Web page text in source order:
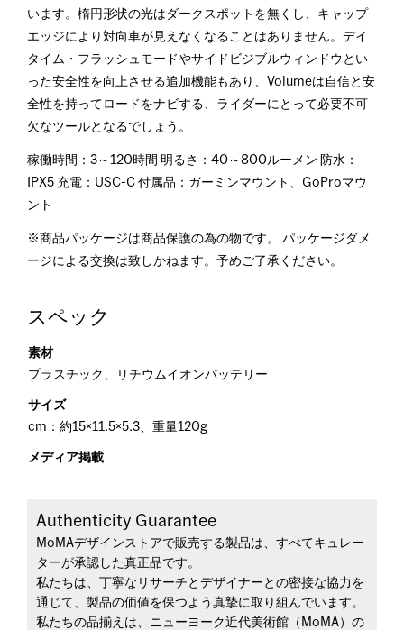
います。楕円形状の光はダークスポットを無くし、キャップ
エッジにより対向車が見えなくなることはありません。デイ
タイム・フラッシュモードやサイドビジブルウィンドウとい
った安全性を向上させる追加機能もあり、Volumeは自信と安
全性を持ってロードをナビする、ライダーにとって必要不可
欠なツールとなるでしょう。
稼働時間：3～120時間 明るさ：40～800ルーメン 防水：
IPX5 充電：USC-C 付属品：ガーミンマウント、GoProマウ
ント
※商品パッケージは商品保護の為の物です。 パッケージダメ
ージによる交換は致しかねます。予めご了承ください。
スペック
素材
プラスチック、リチウムイオンバッテリー
サイズ
cm：約15×11.5×5.3、重量120g
メディア掲載
Authenticity Guarantee
MoMAデザインストアで販売する製品は、すべてキュレー
ターが承認した真正品です。
私たちは、丁寧なリサーチとデザイナーとの密接な協力を
通じて、製品の価値を保つよう真摯に取り組んでいます。
私たちの品揃えは、ニューヨーク近代美術館（MoMA）の